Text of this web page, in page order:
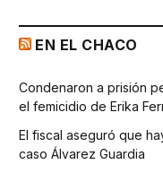
EN EL CHACO
Condenaron a prisión
el femicidio de Erika
El fiscal aseguró que
caso Álvarez Guardia